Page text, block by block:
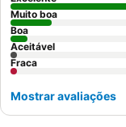
solicitar um quarto
Muito boa
Boa
Aceitável
Fraca
Mostrar avaliações